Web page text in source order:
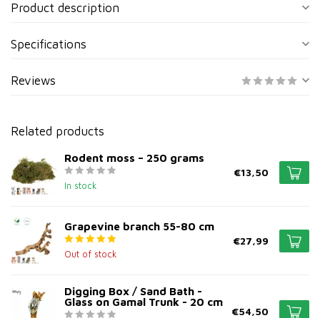
Product description
Specifications
Reviews
Related products
Rodent moss – 250 grams
In stock
€13,50
Grapevine branch 55-80 cm
Out of stock
€27,99
Digging Box / Sand Bath -
Glass on Gamal Trunk - 20 cm
€54,50